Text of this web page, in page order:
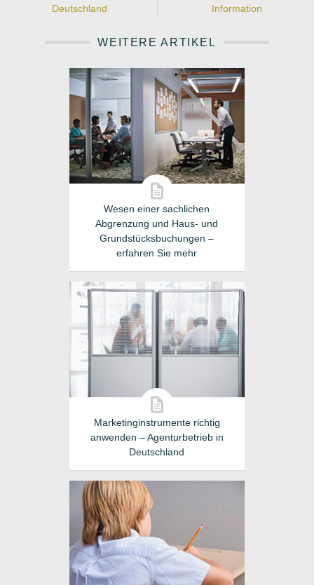
Deutschland
Information
WEITERE ARTIKEL
Wesen einer sachlichen
Abgrenzung und Haus- und
Grundstücksbuchungen –
erfahren Sie mehr
Marketinginstrumente richtig
anwenden – Agenturbetrieb in
Deutschland